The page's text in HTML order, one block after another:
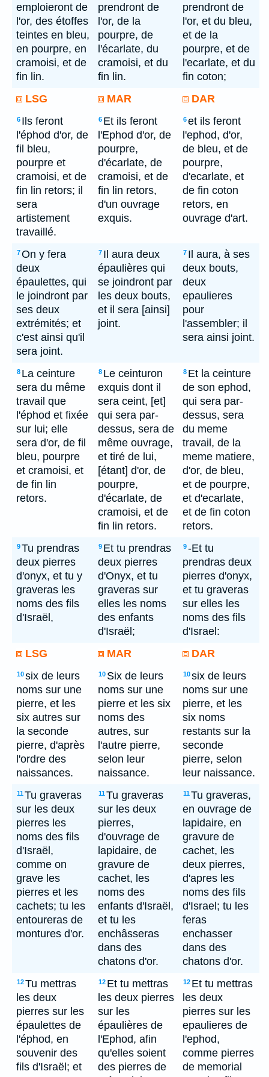
emploieront de
l'or, des étoffes
teintes en bleu,
en pourpre, en
cramoisi, et de
fin lin.
prendront de
l'or, de la
pourpre, de
l'écarlate, du
cramoisi, et du
fin lin.
prendront de
l'or, et du bleu,
et de la
pourpre, et de
l'ecarlate, et du
fin coton;
LSG
MAR DAR
6 Ils feront
l'éphod d'or, de
fil bleu,
pourpre et
cramoisi, et de
fin lin retors; il
sera
artistement
travaillé.
6 Et ils feront
l'Ephod d'or, de
pourpre,
d'écarlate, de
cramoisi, et de
fin lin retors,
d'un ouvrage
exquis.
6et ils feront
l'ephod, d'or,
de bleu, et de
pourpre,
d'ecarlate, et
de fin coton
retors, en
ouvrage d'art.
7On y fera
deux
épaulettes, qui
le joindront par
ses deux
extrémités; et
c'est ainsi qu'il
sera joint.
7 Il aura deux
épaulières qui
se joindront par
les deux bouts,
et il sera [ainsi]
joint.
7 Il aura, à ses
deux bouts,
deux
epaulieres
pour
l'assembler; il
sera ainsi joint.
8 La ceinture
sera du même
travail que
l'éphod et fixée
sur lui; elle
sera d'or, de fil
bleu, pourpre
et cramoisi, et
de fin lin
retors.
8 Le ceinturon
exquis dont il
sera ceint, [et]
qui sera par-
dessus, sera de
même ouvrage,
et tiré de lui,
[étant] d'or, de
pourpre,
d'écarlate, de
cramoisi, et de
fin lin retors.
8 Et la ceinture
de son ephod,
qui sera par-
dessus, sera
du meme
travail, de la
meme matiere,
d'or, de bleu,
et de pourpre,
et d'ecarlate,
et de fin coton
retors.
9Tu prendras
deux pierres
d'onyx, et tu y
graveras les
noms des fils
d'Israël,
9 Et tu prendras
deux pierres
d'Onyx, et tu
graveras sur
elles les noms
des enfants
d'Israël;
9-Et tu
prendras deux
pierres d'onyx,
et tu graveras
sur elles les
noms des fils
d'Israel:
LSG
MAR DAR
10six de leurs
noms sur une
pierre, et les
six autres sur
la seconde
pierre, d'après
l'ordre des
naissances.
10 Six de leurs
noms sur une
pierre et les six
noms des
autres, sur
l'autre pierre,
selon leur
naissance.
10six de leurs
noms sur une
pierre, et les
six noms
restants sur la
seconde
pierre, selon
leur naissance.
11Tu graveras
sur les deux
pierres les
noms des fils
d'Israël,
comme on
grave les
pierres et les
cachets; tu les
entoureras de
montures d'or.
11Tu graveras
sur les deux
pierres,
d'ouvrage de
lapidaire, de
gravure de
cachet, les
noms des
enfants d'Israël,
et tu les
enchâsseras
dans des
chatons d'or.
11Tu graveras,
en ouvrage de
lapidaire, en
gravure de
cachet, les
deux pierres,
d'apres les
noms des fils
d'Israel; tu les
feras
enchasser
dans des
chatons d'or.
12Tu mettras
les deux
pierres sur les
épaulettes de
l'éphod, en
souvenir des
fils d'Israël; et
12 Et tu mettras
les deux pierres
sur les
épaulières de
l'Ephod, afin
qu'elles soient
des pierres de
12 Et tu mettras
les deux
pierres sur les
epaulieres de
l'ephod,
comme pierres
de memorial